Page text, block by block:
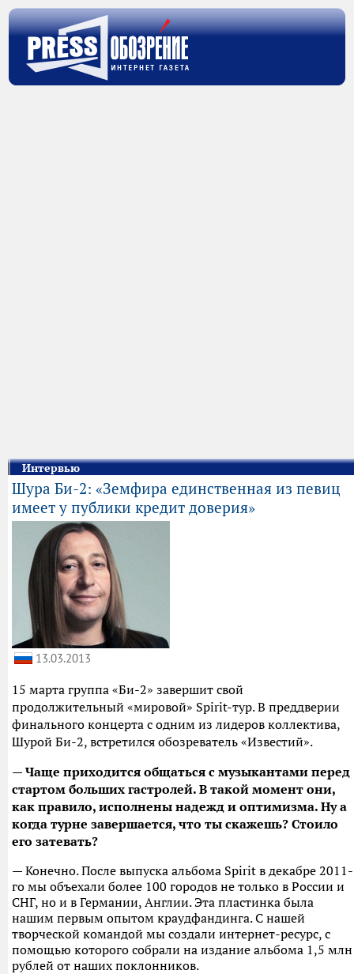
Интервью
Шура Би-2: «Земфира единственная из певиц
имеет у публики кредит доверия»
13.03.2013
15 марта группа «Би-2» завершит свой
продолжительный «мировой» Spirit-тур. В преддверии
финального концерта с одним из лидеров коллектива,
Шурой Би-2, встретился обозреватель «Известий».
— Чаще приходится общаться с музыкантами перед
стартом больших гастролей. В такой момент они,
как правило, исполнены надежд и оптимизма. Ну а
когда турне завершается, что ты скажешь? Стоило
его затевать?
— Конечно. После выпуска альбома Spirit в декабре 2011-
го мы объехали более 100 городов не только в России и
СНГ, но и в Германии, Англии. Эта пластинка была
нашим первым опытом краудфандинга. С нашей
творческой командой мы создали интернет-ресурс, с
помощью которого собрали на издание альбома 1,5 млн
рублей от наших поклонников.